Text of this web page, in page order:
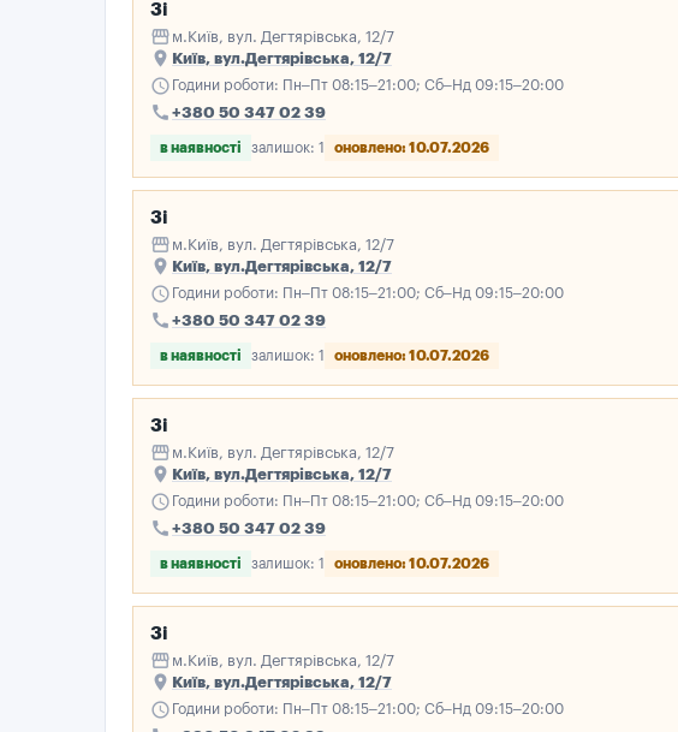
3і
storefront м.Київ, вул. Дегтярівська, 12/7
place Київ, вул.Дегтярівська, 12/7
schedule Години роботи: Пн–Пт 08:15–21:00; Сб–Нд 09:15–20:00
call +380 50 347 02 39
в наявності залишок: 1 оновлено: 10.07.2026
3і
storefront м.Київ, вул. Дегтярівська, 12/7
place Київ, вул.Дегтярівська, 12/7
schedule Години роботи: Пн–Пт 08:15–21:00; Сб–Нд 09:15–20:00
call +380 50 347 02 39
в наявності залишок: 1 оновлено: 10.07.2026
3і
storefront м.Київ, вул. Дегтярівська, 12/7
place Київ, вул.Дегтярівська, 12/7
schedule Години роботи: Пн–Пт 08:15–21:00; Сб–Нд 09:15–20:00
call +380 50 347 02 39
в наявності залишок: 1 оновлено: 10.07.2026
3і
storefront м.Київ, вул. Дегтярівська, 12/7
place Київ, вул.Дегтярівська, 12/7
schedule Години роботи: Пн–Пт 08:15–21:00; Сб–Нд 09:15–20:00